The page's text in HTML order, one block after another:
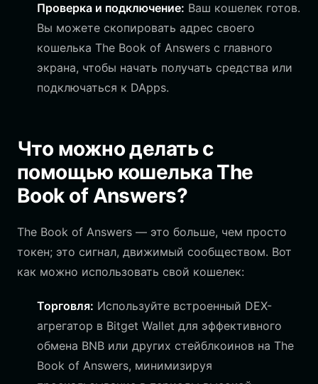
Проверка и подключение: Ваш кошелек готов.
Вы можете скопировать адрес своего
кошелька The Book of Answers с главного
экрана, чтобы начать получать средства или
подключаться к DApps.
Что можно делать с
помощью кошелька The
Book of Answers?
The Book of Answers — это больше, чем просто
токен; это сигнал, движимый сообществом. Вот
как можно использовать свой кошелек:
Торговля: Используйте встроенный DEX-
агрегатор в Bitget Wallet для эффективного
обмена BNB или других стейблкоинов на The
Book of Answers, минимизируя